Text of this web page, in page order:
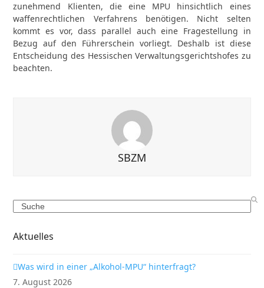
zunehmend Klienten, die eine MPU hinsichtlich eines
waffenrechtlichen Verfahrens benötigen. Nicht selten
kommt es vor, dass parallel auch eine Fragestellung in
Bezug auf den Führerschein vorliegt. Deshalb ist diese
Entscheidung des Hessischen Verwaltungsgerichtshofes zu
beachten.
SBZM
Search
Aktuelles
Was wird in einer „Alkohol-MPU“ hinterfragt?
7. August 2026